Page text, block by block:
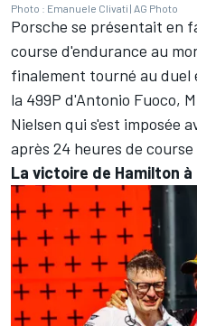
Photo : Emanuele Clivati | AG Photo
Porsche se présentait en
course d'endurance au
finalement tourné au duel
la 499P d'Antonio Fuoco,
Nielsen qui s'est imposée
après 24 heures de
La victoire de Hamilton à